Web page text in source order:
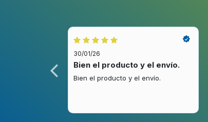
Tipo de control
Pantalla incorporada
Tipo de filtro de grasa
30/01/26
Bien el producto y el envío.
Bien el producto y el envío.